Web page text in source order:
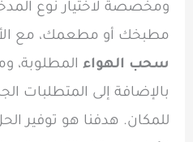
ومخصصة لاختيار نوع
مطبخك أو مطعمك، مع
سحب الهواء المطلوبة،
بالإضافة إلى المتطلبات
للمكان. هدفنا هو توفير